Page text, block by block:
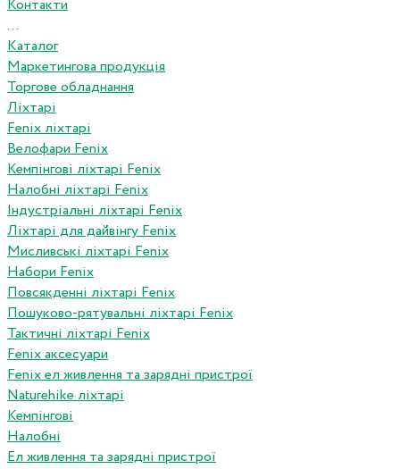
Контакти
...
Каталог
Маркетингова продукція
Торгове обладнання
Ліхтарі
Fenix ліхтарі
Велофари Fenix
Кемпінгові ліхтарі Fenix
Налобні ліхтарі Fenix
Індустріальні ліхтарі Fenix
Ліхтарі для дайвінгу Fenix
Мисливські ліхтарі Fenix
Набори Fenix
Повсякденні ліхтарі Fenix
Пошуково-рятувальні ліхтарі Fenix
Тактичні ліхтарі Fenix
Fenix аксесуари
Fenix ел живлення та зарядні пристрої
Naturehike ліхтарі
Кемпінгові
Налобні
Ел живлення та зарядні пристрої